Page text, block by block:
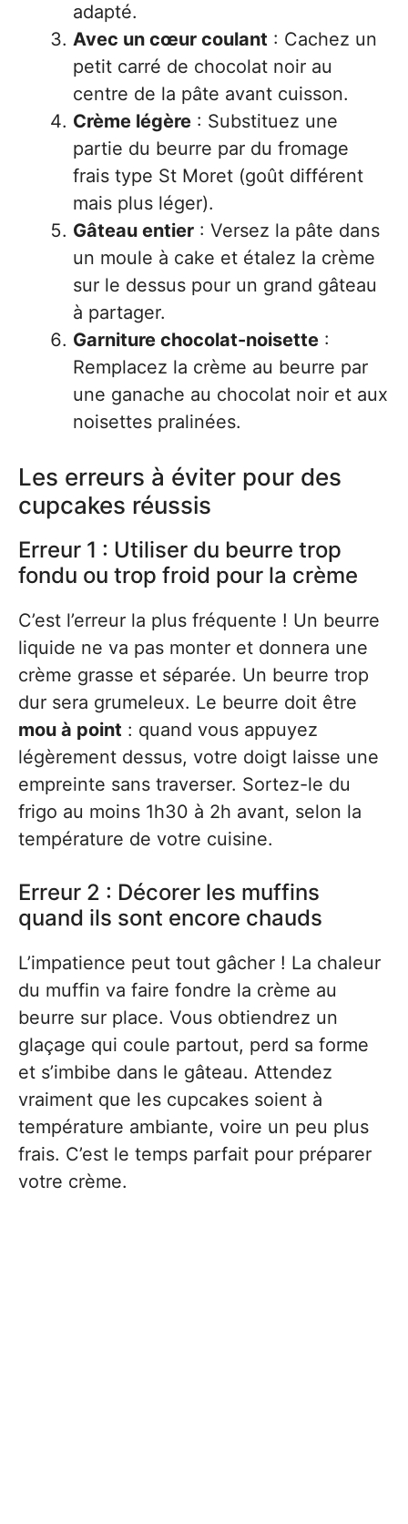
adapté.
Avec un cœur coulant : Cachez un
petit carré de chocolat noir au
centre de la pâte avant cuisson.
Crème légère : Substituez une
partie du beurre par du fromage
frais type St Moret (goût différent
mais plus léger).
Gâteau entier : Versez la pâte dans
un moule à cake et étalez la crème
sur le dessus pour un grand gâteau
à partager.
Garniture chocolat-noisette :
Remplacez la crème au beurre par
une ganache au chocolat noir et aux
noisettes pralinées.
Les erreurs à éviter pour des
cupcakes réussis
Erreur 1 : Utiliser du beurre trop
fondu ou trop froid pour la crème
C’est l’erreur la plus fréquente ! Un beurre
liquide ne va pas monter et donnera une
crème grasse et séparée. Un beurre trop
dur sera grumeleux. Le beurre doit être
mou à point : quand vous appuyez
légèrement dessus, votre doigt laisse une
empreinte sans traverser. Sortez-le du
frigo au moins 1h30 à 2h avant, selon la
température de votre cuisine.
Erreur 2 : Décorer les muffins
quand ils sont encore chauds
L’impatience peut tout gâcher ! La chaleur
du muffin va faire fondre la crème au
beurre sur place. Vous obtiendrez un
glaçage qui coule partout, perd sa forme
et s’imbibe dans le gâteau. Attendez
vraiment que les cupcakes soient à
température ambiante, voire un peu plus
frais. C’est le temps parfait pour préparer
votre crème.